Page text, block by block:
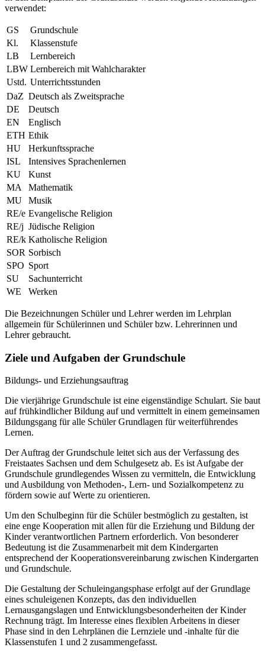
verwendet:
GS
Grundschule
Kl.
Klassenstufe
LB
Lernbereich
LBW Lernbereich mit Wahlcharakter
Ustd. Unterrichtsstunden
DaZ Deutsch als Zweitsprache
DE
Deutsch
EN
Englisch
ETH Ethik
HU
Herkunftssprache
ISL
Intensives Sprachenlernen
KU
Kunst
MA
Mathematik
MU
Musik
RE/e Evangelische Religion
RE/j Jüdische Religion
RE/k Katholische Religion
SOR Sorbisch
SPO Sport
SU
Sachunterricht
WE
Werken
Die Bezeichnungen Schüler und Lehrer werden im Lehrplan
allgemein für Schülerinnen und Schüler bzw. Lehrerinnen und
Lehrer gebraucht.
Ziele und Aufgaben der Grundschule
Bildungs- und Erziehungsauftrag
Die vierjährige Grundschule ist eine eigenständige Schulart. Sie baut
auf frühkindlicher Bildung auf und vermittelt in einem gemeinsamen
Bildungsgang für alle Schüler Grundlagen für weiterführendes
Lernen.
Der Auftrag der Grundschule leitet sich aus der Verfassung des
Freistaates Sachsen und dem Schulgesetz ab. Es ist Aufgabe der
Grundschule grundlegendes Wissen zu vermitteln, die Entwicklung
und Ausbildung von Methoden-, Lern- und Sozialkompetenz zu
fördern sowie auf Werte zu orientieren.
Um den Schulbeginn für die Schüler bestmöglich zu gestalten, ist
eine enge Kooperation mit allen für die Erziehung und Bildung der
Kinder verantwortlichen Partnern erforderlich. Von besonderer
Bedeutung ist die Zusammenarbeit mit dem Kindergarten
entsprechend der Kooperationsvereinbarung zwischen Kindergarten
und Grundschule.
Die Gestaltung der Schuleingangsphase erfolgt auf der Grundlage
eines schuleigenen Konzepts, das den individuellen
Lernausgangslagen und Entwicklungsbesonderheiten der Kinder
Rechnung trägt. Im Interesse eines flexiblen Arbeitens in dieser
Phase sind in den Lehrplänen die Lernziele und -inhalte für die
Klassenstufen 1 und 2 zusammengefasst.